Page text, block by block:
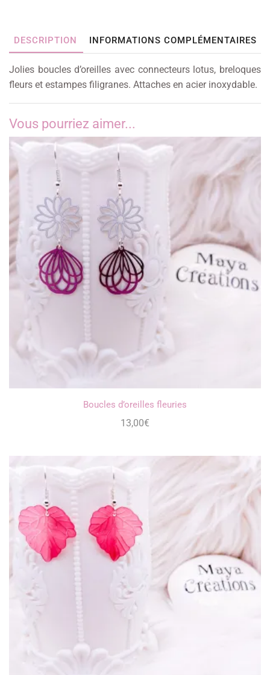
DESCRIPTION INFORMATIONS COMPLÉMENTAIRES
Jolies boucles d’oreilles avec connecteurs lotus, breloques
fleurs et estampes filigranes. Attaches en acier inoxydable.
Vous pourriez aimer...
Boucles d’oreilles fleuries
13,00€